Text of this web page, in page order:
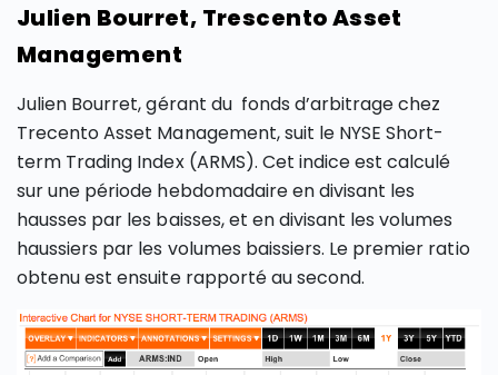
Julien Bourret, Trescento Asset
Management
Julien Bourret, gérant du fonds d’arbitrage chez
Trecento Asset Management, suit le NYSE Short-
term Trading Index (ARMS). Cet indice est calculé
sur une période hebdomadaire en divisant les
hausses par les baisses, et en divisant les volumes
haussiers par les volumes baissiers. Le premier ratio
obtenu est ensuite rapporté au second.